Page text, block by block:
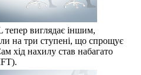
виглядає іншим,
на три ступені, що спрощує
хід нахилу став набагато